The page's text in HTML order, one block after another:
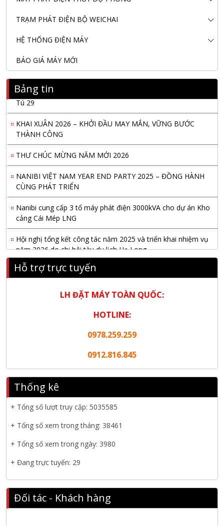
TRẠM PHÁT ĐIỆN BỘ WEICHAI
HỆ THỐNG ĐIỆN MÁY
BÁO GIÁ MÁY MỚI
Bảng tin
Nanibi Cung Cấp Động Cơ Weichai Cho Tàu Vận Tải Minh
Tú 29
KHAI XUÂN 2026 – KHỞI ĐẦU MAY MẮN, VỮNG BƯỚC
THÀNH CÔNG
THƯ CHÚC MỪNG NĂM MỚI 2026
NANIBI VIỆT NAM YEAR END PARTY 2025 – ĐỒNG HÀNH
CÙNG PHÁT TRIỂN
Nanibi cung cấp 3 tổ máy phát điện 3000kVA cho dự án Kho
cảng Cái Mép LNG
Hội nghị tổng kết công tác năm 2025 và triển khai nhiệm vụ
năm 2026 do chi hội tàu du lịch Hạ Long
NANIBI khai trương văn phòng Ninh Bình & kỷ niệm 15 năm
phát triển bền vững
Tập đoàn Công nghiệp nặng Sơn Đông tổ chức Hội nghị đối
Nanibi Cung Cấp Động Cơ Weichai Cho Tàu Vận Tải Minh
THƯ CHÚC MỪNG NĂM MỚI 2026
CÙNG PHÁT TRIỂN
Nanibi cung cấp 3 tổ máy phát điện 3000kVA cho dự án Kho
cảng Cái Mép LNG
Hội nghị tổng kết công tác năm 2025 và triển khai nhiệm vụ
năm 2026 do chi hội tàu du lịch Hạ Long
NANIBI khai trương văn phòng Ninh Bình & kỷ niệm 15 năm
Hỗ trợ trực tuyến
LH ĐẶT MÁY TOÀN QUỐC:
HOTLINE:
0978.259.259
0912.816.845
Thống kê
+ Tổng số lượt truy cập: 5035585
+ Tổng số xem trong tháng: 38461
+ Tổng số xem trong ngày: 3980
+ Đang trực tuyến: 29
Đối tác - Khách hàng